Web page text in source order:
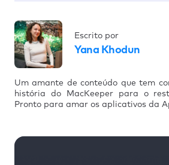
Escrito por
Yana Khodun
Um amante de conteúdo que tem
história do MacKeeper para o
Pronto para amar os aplicativos da